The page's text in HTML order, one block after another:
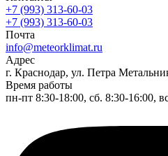
+7 (993) 313-60-03
+7 (993) 313-60-03
Почта
info@meteorklimat.ru
Адрес
г. Краснодар, ул. Петра
Время работы
пн-пт 8:30-18:00, сб. 8:30-16:00,